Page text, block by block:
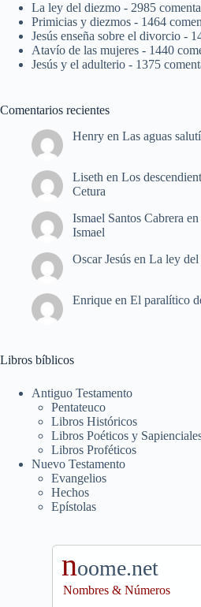
La ley del diezmo - 2985
Primicias y diezmos - 1464
Jesús enseña sobre el divorcio -
Atavío de las mujeres - 1440
Jesús y el adulterio - 1375
Comentarios recientes
Henry en Las aguas
Liseth en Los
Cetura
Ismael Santos Cabrera en
Ismael
Oscar Jesús en La ley del
Enrique en El paralítico
Libros bíblicos
Antiguo Testamento
Pentateuco
Libros Históricos
Libros Poéticos y
Libros Proféticos
Nuevo Testamento
Evangelios
Hechos
Epístolas
noome.net
Nombres & Números